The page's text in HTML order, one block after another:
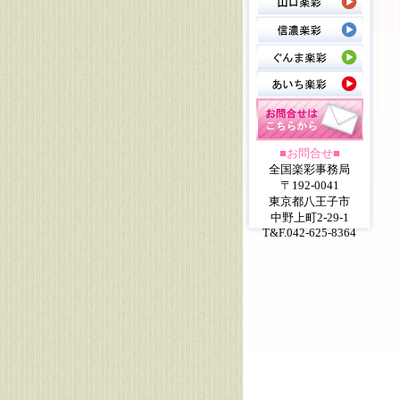
■お問合せ■
全国楽彩事務局
〒192-0041
東京都八王子市
中野上町2-29-1
T&F.042-625-8364